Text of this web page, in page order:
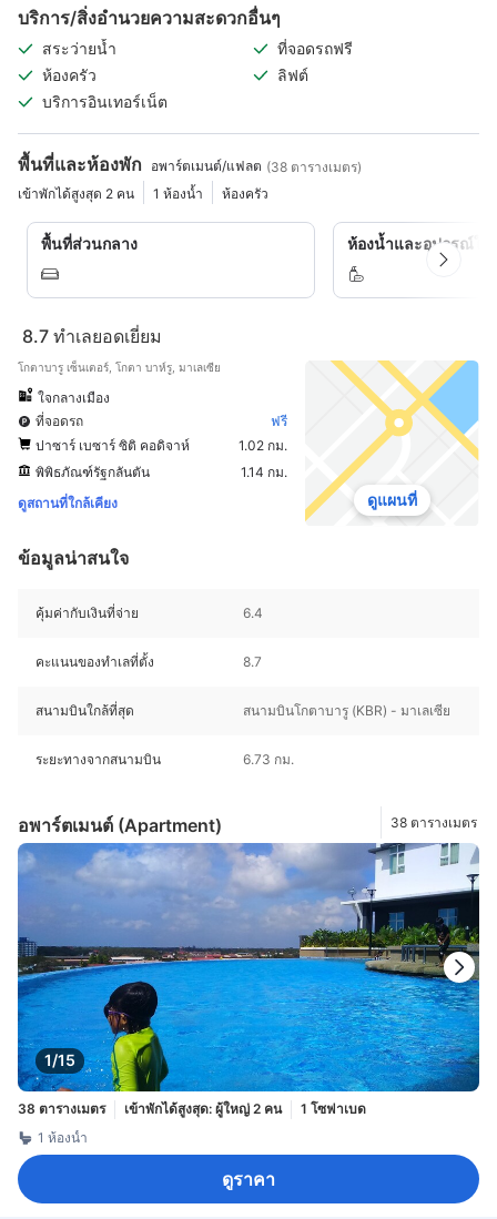
บริการ/สิ่งอำนวยความสะดวกอื่นๆ
สระว่ายน้ำ
ที่จอดรถฟรี
ห้องครัว
ลิฟต์
บริการอินเทอร์เน็ต
พื้นที่และห้องพัก อพาร์ตเมนต์/แฟลต (38 ตารางเมตร)
เข้าพักได้สูงสุด 2 คน
1 ห้องน้ำ ห้องครัว
พื้นที่ส่วนกลาง ห้องน้ำและอุปกรณ์ใน
8.7 ทำเลยอดเยี่ยม
โกตาบารู เซ็นเตอร์, โกตา บาห์รู, มาเลเซีย
ใจกลางเมือง
ที่จอดรถ
ฟรี
ปาซาร์ เบซาร์ ซิติ คอดิจาห์
1.02 กม.
พิพิธภัณฑ์รัฐกลันตัน
1.14 กม.
ดูสถานที่ใกล้เคียง
ดูแผนที่
ข้อมูลน่าสนใจ
คุ้มค่ากับเงินที่จ่าย 6.4
คะแนนของทำเลที่ตั้ง 8.7
สนามบินใกล้ที่สุด สนามบินโกตาบารู (KBR) - มาเลเซีย
ระยะทางจากสนามบิน 6.73 กม.
อพาร์ตเมนต์ (Apartment) 38 ตารางเมตร
1/15
38 ตารางเมตร เข้าพักได้สูงสุด: ผู้ใหญ่ 2 คน
1 โซฟาเบด
1 ห้องน้ำ
ดูราคา